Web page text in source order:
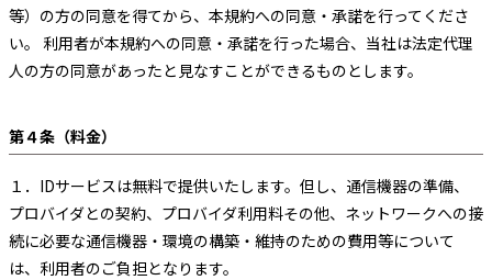
等）の方の同意を得てから、本規約への同意・承諾を行ってくださ
い。 利用者が本規約への同意・承諾を行った場合、当社は法定代理
人の方の同意があったと見なすことができるものとします。
第４条（料金）
１． IDサービスは無料で提供いたします。但し、通信機器の準備、
プロバイダとの契約、プロバイダ利用料その他、ネットワークへの接
続に必要な通信機器・環境の構築・維持のための費用等について
は、利用者のご負担となります。